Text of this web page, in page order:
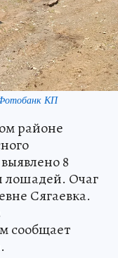
КП
районе
8
лошадей. Очаг
Сягаевка.
сообщает